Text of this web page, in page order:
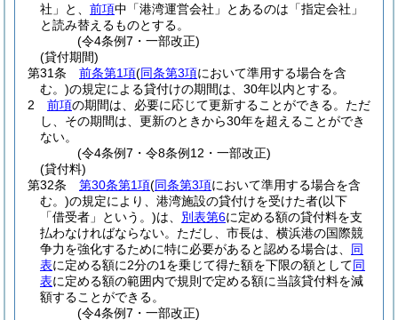
社」と、 前項中「港湾運営会社」とあるのは「指定会社」
と読み替えるものとする。
(令4条例7・一部改正)
(貸付期間)
第31条
前条第1項(同条第3項において準用する場合を含
む。)の規定による貸付けの期間は、30年以内とする。
2
前項の期間は、必要に応じて更新することができる。 ただ
し、その期間は、更新のときから30年を超えることができ
ない。
(令4条例7・令8条例12・一部改正)
(貸付料)
第32条
第30条第1項(同条第3項において準用する場合を含
む。)の規定により、港湾施設の貸付けを受けた者(以下
「借受者」という。)は、 別表第6に定める額の貸付料を支
払わなければならない。 ただし、市長は、横浜港の国際競
争力を強化するために特に必要があると認める場合は、 同
表に定める額に2分の1を乗じて得た額を下限の額として同
表に定める額の範囲内で規則で定める額に当該貸付料を減
額することができる。
(令4条例7・一部改正)